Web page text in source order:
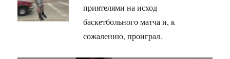
приятелями на исход
баскетбольного матча и, к
сожалению, проиграл.